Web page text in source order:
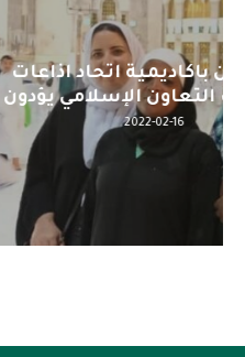
اليوم : المشاركة
لمنظمي
12